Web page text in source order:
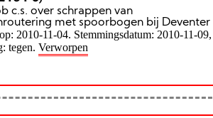
c.s. over schrappen van
met spoorbogen bij Deventer
2010-11-04. Stemmingsdatum: 2010-11-09,
tegen. Verworpen